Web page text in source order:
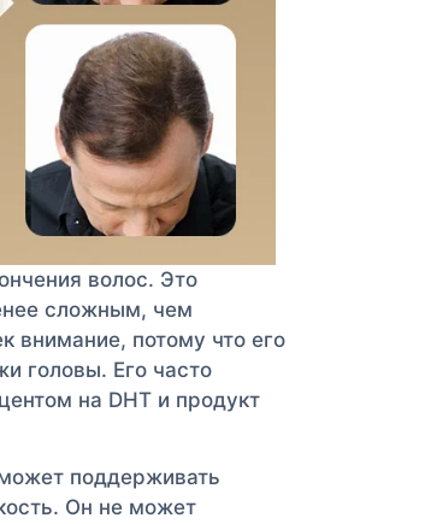
волос. Это
сложным, чем
внимание, потому что его
головы. Его часто
на DHT и продукт
поддерживать
Он не может